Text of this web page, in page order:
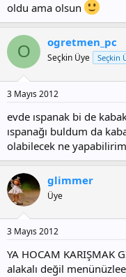
oldu ama olsun
O ogretmen_pc
Seçkin Üye Seçkin
3 Mayıs 2012
evde ıspanak bi de
ıspanağı buldum da
olabilecek ne yapabilirim
glimmer
Üye
3 Mayıs 2012
YA HOCAM KARIŞMAK
alakalı değil menünüzlee